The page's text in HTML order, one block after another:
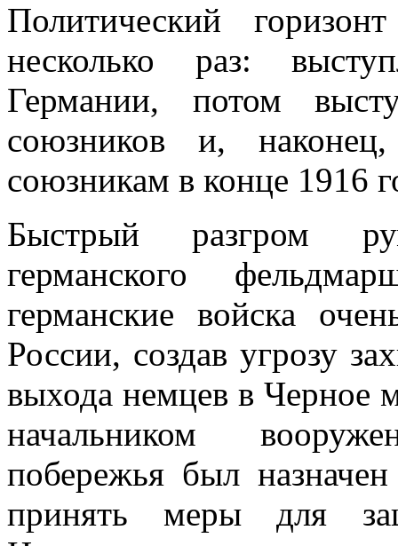
Политический
несколько раз:
Германии, потом
союзников и,
союзникам в конце 1916
Быстрый разгром
германского
германские войска
России, создав угрозу
выхода немцев в Черное
начальником
побережья был
принять меры для